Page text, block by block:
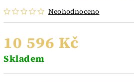
Neohodnoceno
10 596 Kč
Skladem